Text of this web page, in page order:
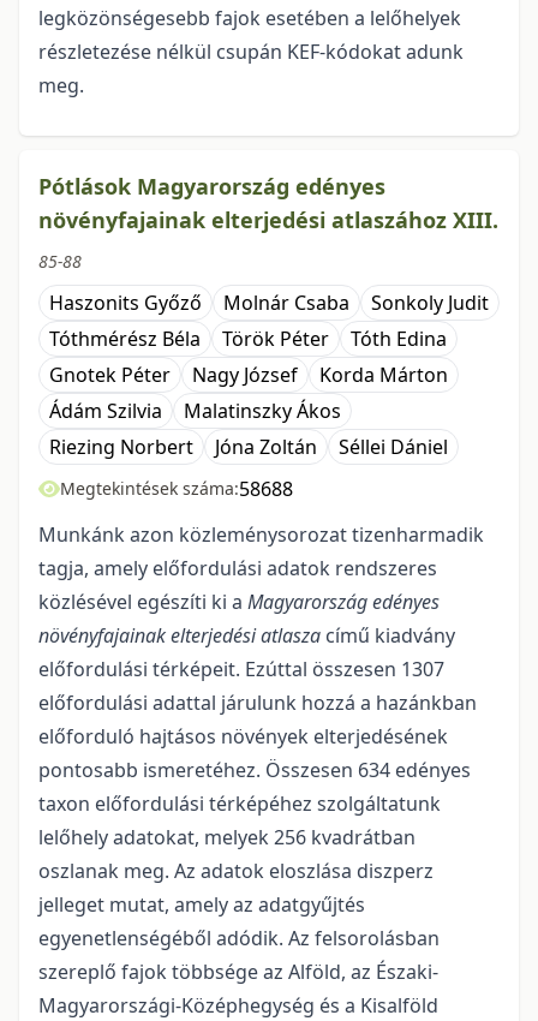
legközönségesebb fajok esetében a lelőhelyek
részletezése nélkül csupán KEF-kódokat adunk
meg.
Pótlások Magyarország edényes
növényfajainak elterjedési atlaszához XIII.
85-88
Haszonits Győző Molnár Csaba
Sonkoly Judit
Tóthmérész Béla
Török Péter
Tóth Edina
Gnotek Péter
Nagy József
Korda Márton
Ádám Szilvia
Malatinszky Ákos
Riezing Norbert
Jóna Zoltán Séllei Dániel
Megtekintések száma:58688
Munkánk azon közleménysorozat tizenharmadik
tagja, amely előfordulási adatok rend­szeres
közlésével egészíti ki a Magyarország edényes
növényfajainak elterjedési atlasza című kiad­vány
előfordulási térképeit. Ezúttal összesen 1307
előfordulási adattal járulunk hozzá a hazánkban
előforduló hajtásos növények elterjedésének
pontosabb ismeretéhez. Összesen 634 edényes
taxon előfordulási tér­képéhez szolgáltatunk
lelőhely adatokat, melyek 256 kvadrátban
oszlanak meg. Az adatok eloszlása disz­perz
jelleget mutat, amely az adatgyűjtés
egyenetlenségéből adódik. Az felsorolás­ban
szereplő fajok több­sége az Alföld, az Északi-
Magyarországi-Középhegység és a Kisalföld